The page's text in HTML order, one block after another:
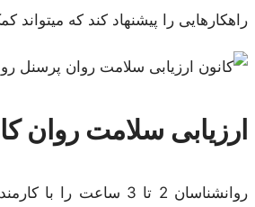
راهکارهایی را پیشنهاد کند که میتواند
ارزیابی سلامت روان
روانشناسان 2 تا 3